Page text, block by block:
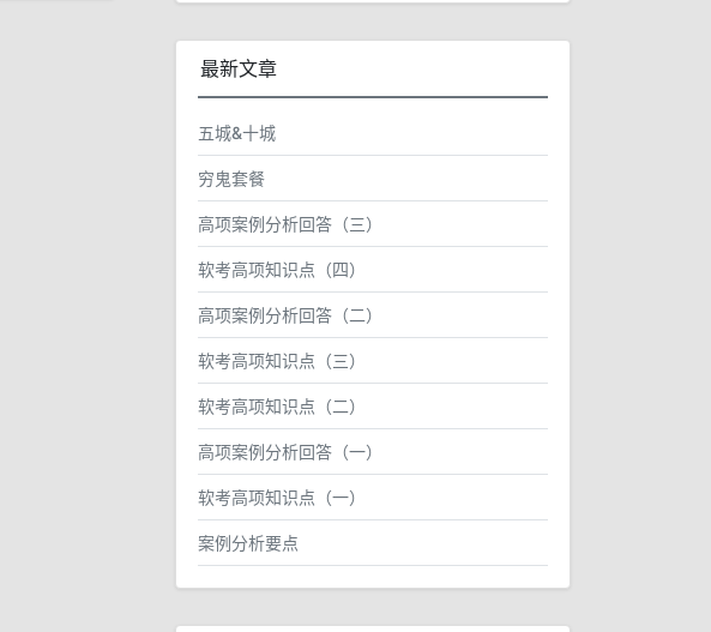
最新文章
五城&十城
穷鬼套餐
高项案例分析回答（三）
软考高项知识点（四）
高项案例分析回答（二）
软考高项知识点（三）
软考高项知识点（二）
高项案例分析回答（一）
软考高项知识点（一）
案例分析要点